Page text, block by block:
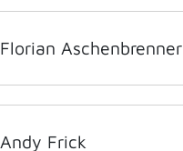
Florian Aschenbrenner
Andy Frick